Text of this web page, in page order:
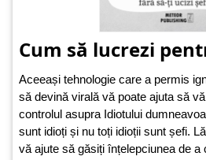
Cum să lucrezi
Aceeași tehnologie care a permis
să devină virală vă poate ajuta să
controlul asupra Idiotului
sunt idioți și nu toți idioții sunt șefi.
vă ajute să găsiți înțelepciunea de a